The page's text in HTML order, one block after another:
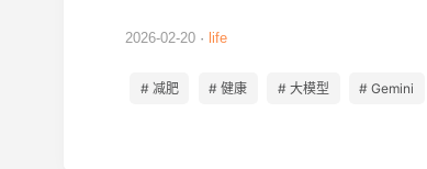
2026-02-20 life
# 减肥 # 健康 # 大模型 # Gemini